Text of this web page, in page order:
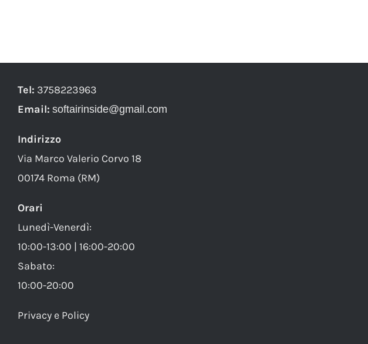
Tel: 3758223963
Email: softairinside@gmail.com
Indirizzo
Via Marco Valerio Corvo 18
00174 Roma (RM)
Orari
Lunedì-Venerdì:
10:00-13:00 | 16:00-20:00
Sabato:
10:00-20:00
Privacy e Policy